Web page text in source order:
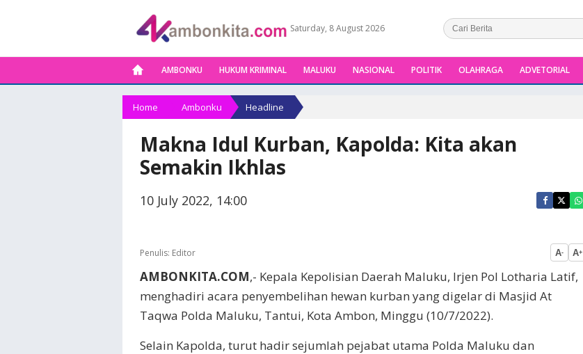
Saturday, 8 August 2026
AMBONKU HUKUM KRIMINAL MALUKU NASIONAL POLITIK OLAHRAGA ADVETORIAL
Home Ambonku Headline
Makna Idul Kurban, Kapolda: Kita akan
Semakin Ikhlas
10 July 2022, 14:00
Penulis: Editor A- A+
AMBONKITA.COM,- Kepala Kepolisian Daerah Maluku, Irjen Pol Lotharia Latif,
menghadiri acara penyembelihan hewan kurban yang digelar di Masjid At
Taqwa Polda Maluku, Tantui, Kota Ambon, Minggu (10/7/2022).
Selain Kapolda, turut hadir sejumlah pejabat utama Polda Maluku dan